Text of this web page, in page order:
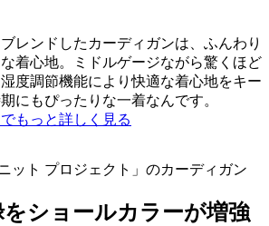
レンドしたカーディガンは、ふんわり
着心地。ミドルゲージながら驚くほど
度調節機能により快適な着心地をキー
にもぴったりな一着なんです。
もっと詳しく見る
ット プロジェクト」のカーディガン
ショールカラーが増強